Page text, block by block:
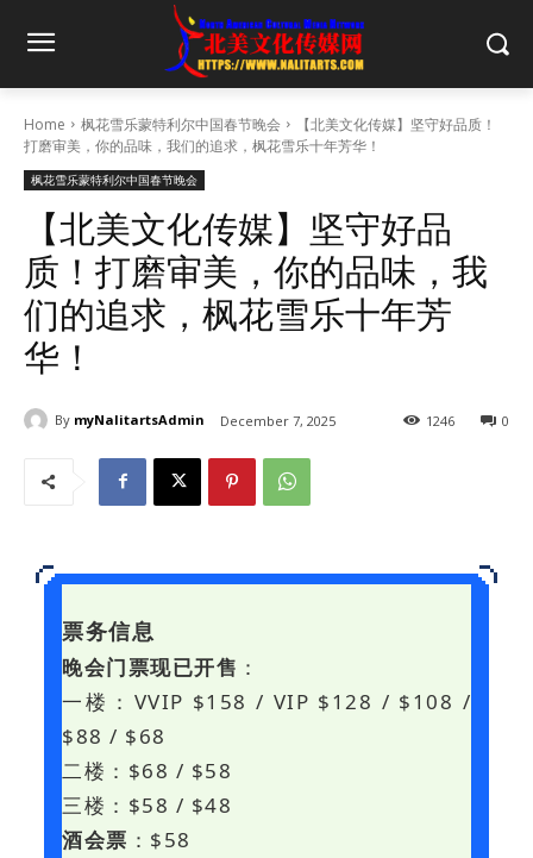
Home 枫花雪乐蒙特利尔中国春节晚会
【北美文化传媒】坚守好品质！
打磨审美，你的品味，我们的追求，枫花雪乐十年芳华！
枫花雪乐蒙特利尔中国春节晚会
【北美文化传媒】坚守好品
质！打磨审美，你的品味，我
们的追求，枫花雪乐十年芳
华！
By myNalitartsAdmin December 7, 2025 0
1246
票务信息
晚会门票现已开售 ：
一楼：VVIP $158 / VIP $128 / $108 /
$88 / $68
二楼：$68 / $58
三楼：$58 / $48
酒会票 ：$58